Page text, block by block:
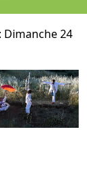
Dimanche 24